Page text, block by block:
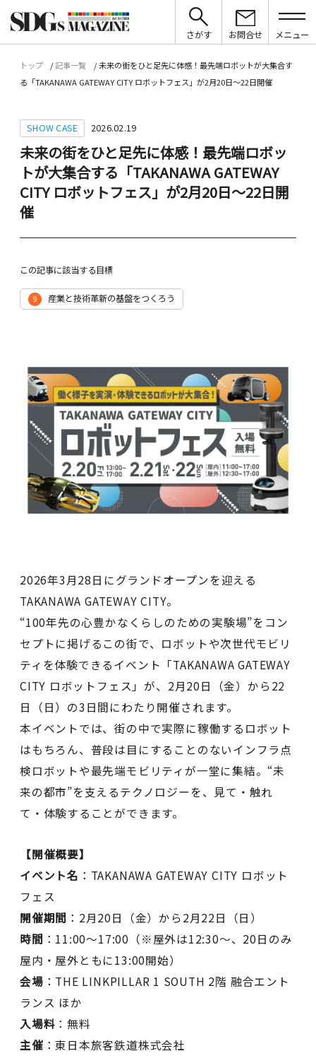
さがす お問合せ メニュー
トップ 記事一覧
未来の街をひと足先に体感！最先端ロボットが大集合す
る「TAKANAWA GATEWAY CITY ロボットフェス」が2月20日〜22日開催
SHOW CASE 2026.02.19
未来の街をひと足先に体感！最先端ロボッ
トが大集合する「TAKANAWA GATEWAY
CITY ロボットフェス」が2月20日〜22日開
催
この記事に該当する目標
9 産業と技術革新の基盤をつくろう
2026年3月28日にグランドオープンを迎える
TAKANAWA GATEWAY CITY。
“100年先の心豊かなくらしのための実験場”をコン
セプトに掲げるこの街で、ロボットや次世代モビリ
ティを体験できるイベント「TAKANAWA GATEWAY
CITY ロボットフェス」が、2月20日（金）から22
日（日）の3日間にわたり開催されます。
本イベントでは、街の中で実際に稼働するロボット
はもちろん、普段は目にすることのないインフラ点
検ロボットや最先端モビリティが一堂に集結。“未
来の都市”を支えるテクノロジーを、見て・触れ
て・体験することができます。
【開催概要】
イベント名 ：TAKANAWA GATEWAY CITY ロボット
フェス
開催期間 ：2月20日（金）から2月22日（日）
時間 ：11:00〜17:00（※屋外は12:30～、20日のみ
屋内・屋外ともに13:00開始）
会場 ：THE LINKPILLAR 1 SOUTH 2階 融合エント
ランス ほか
入場料 ：無料
主催 ：東日本旅客鉄道株式会社